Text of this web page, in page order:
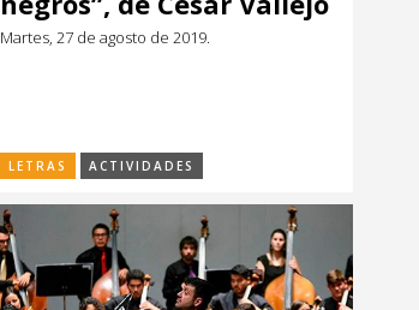
Martes, 27 de agosto de 2019.
LETRAS ACTIVIDADES